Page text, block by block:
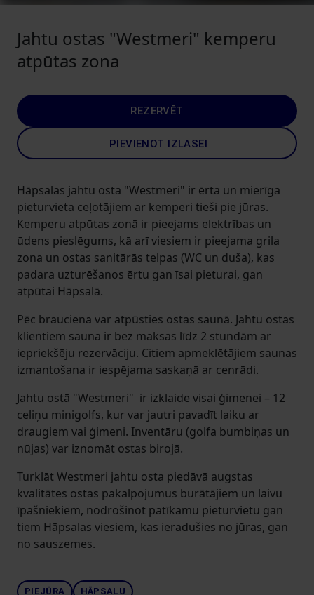
Jahtu ostas "Westmeri" kemperu
atpūtas zona
REZERVĒT
PIEVIENOT IZLASEI
Hāpsalas jahtu osta "Westmeri" ir ērta un mierīga
pieturvieta ceļotājiem ar kemperi tieši pie jūras.
Kemperu atpūtas zonā ir pieejams elektrības un
ūdens pieslēgums, kā arī viesiem ir pieejama grila
zona un ostas sanitārās telpas (WC un duša), kas
padara uzturēšanos ērtu gan īsai pieturai, gan
atpūtai Hāpsalā.
Pēc brauciena var atpūsties ostas saunā. Jahtu ostas
klientiem sauna ir bez maksas līdz 2 stundām ar
iepriekšēju rezervāciju. Citiem apmeklētājiem saunas
izmantošana ir iespējama saskaņā ar cenrādi.
Jahtu ostā "Westmeri" ir izklaide visai ģimenei – 12
celiņu minigolfs, kur var jautri pavadīt laiku ar
draugiem vai ģimeni. Inventāru (golfa bumbiņas un
nūjas) var iznomāt ostas birojā.
Turklāt Westmeri jahtu osta piedāvā augstas
kvalitātes ostas pakalpojumus burātājiem un laivu
īpašniekiem, nodrošinot patīkamu pieturvietu gan
tiem Hāpsalas viesiem, kas ieradušies no jūras, gan
no sauszemes.
PIEJŪRA HĀPSALU